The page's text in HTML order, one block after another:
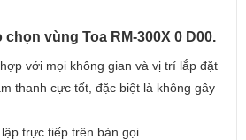
vùng Toa RM-300X 0 D00.
với mọi không gian và vị trí lắp đặt
thanh cực tốt, đặc biệt là không gây
trực tiếp trên bàn gọi